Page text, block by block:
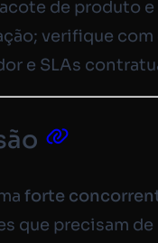
de produto e
verifique
e SLAs
forte
que precisam de